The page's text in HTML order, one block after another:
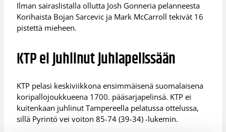
Ilman sairaslistalla ollutta Josh Gonneria pelanneesta
Korihaista Bojan Sarcevic ja Mark McCarroll tekivät 16
pistettä mieheen.
KTP ei juhlinut juhlapelissään
KTP pelasi keskiviikkona ensimmäisenä suomalaisena
koripallojoukkueena 1700. pääsarjapelinsä. KTP ei
kuitenkaan juhlinut Tampereella pelatussa ottelussa,
sillä Pyrintö vei voiton 85-74 (39-34) -lukemin.